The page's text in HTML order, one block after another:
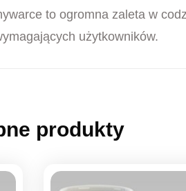
to ogromna zaleta w
użytkowników.
produkty